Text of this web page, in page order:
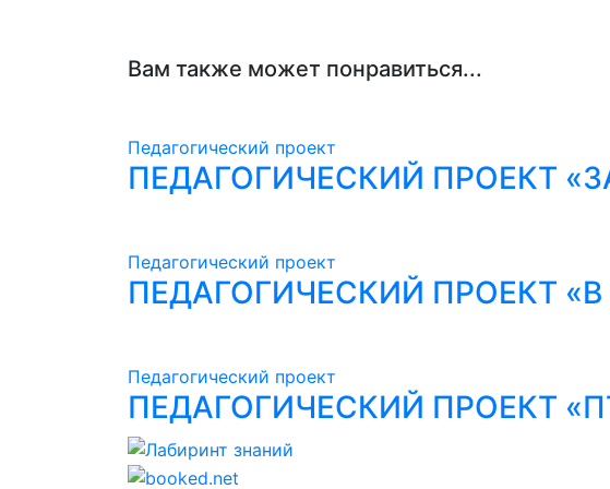
Вам также может понравиться...
Педагогический проект
ПЕДАГОГИЧЕСКИЙ ПРОЕКТ
Педагогический проект
ПЕДАГОГИЧЕСКИЙ ПРОЕКТ
Педагогический проект
ПЕДАГОГИЧЕСКИЙ ПРОЕКТ
Лабиринт знаний